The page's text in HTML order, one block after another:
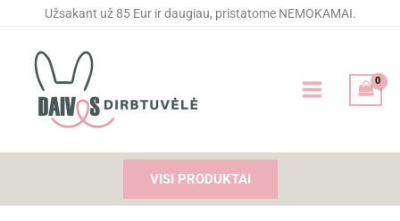
Užsakant už 85 Eur ir daugiau, pristatome NEMOKAMAI.
VISI PRODUKTAI